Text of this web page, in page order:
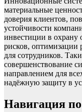
материальные
доверия клиентов,
устойчивости
инвестиции в охрану
рисков, оптимизации
для сотрудников.
совершенствование
направлением для
надёжную защиту в
Навигация